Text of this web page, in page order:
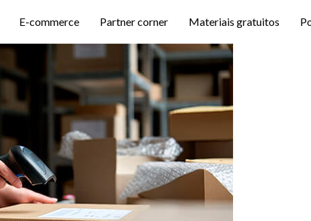
E-commerce Partner corner Materiais gratuitos